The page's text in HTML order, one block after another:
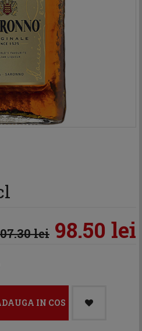
lei 98.50 lei
IN COS